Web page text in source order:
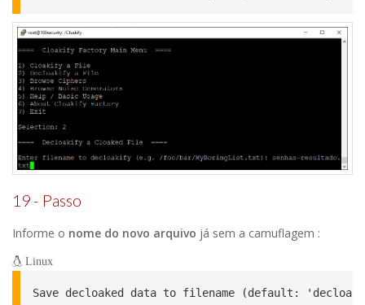
19 - Passo
Informe o nome do novo arquivo já sem a camuflagem :
Linux
Save decloaked data to filename (default: